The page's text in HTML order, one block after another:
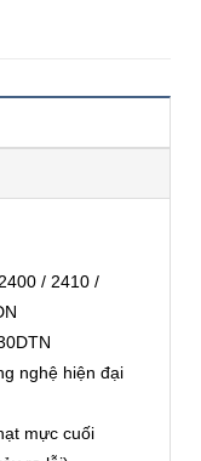
/ 2410 /
nghệ hiện đại
mực cuối